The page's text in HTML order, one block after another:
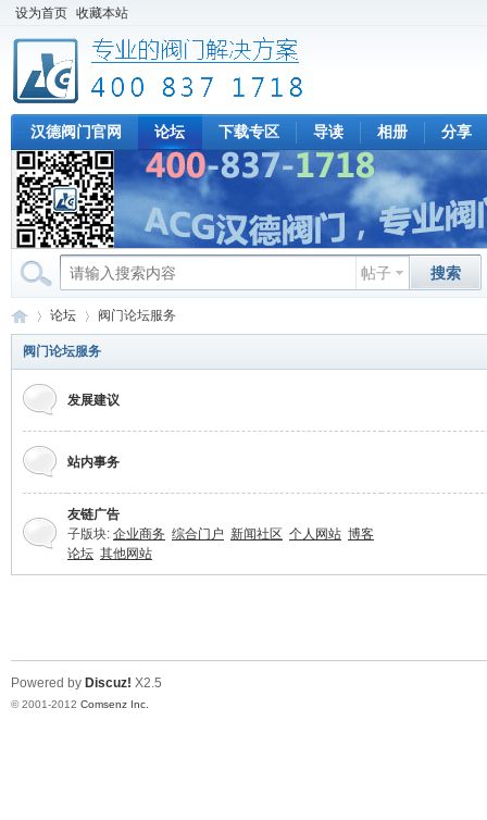
设为首页 收藏本站
汉德阀门官网 论坛 下载专区 导读 相册 分享
帖子 搜索
»
论坛
›
阀门论坛服务
阀门论坛服务
发展建议
站内事务
友链广告
子版块: 企业商务 综合门户 新闻社区 个人网站 博客
论坛 其他网站
Powered by Discuz! X2.5
© 2001-2012 Comsenz Inc.